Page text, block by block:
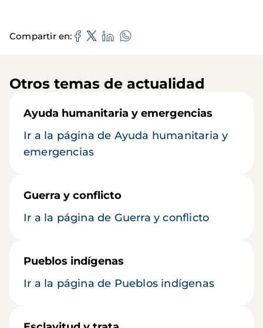
Compartir en
Otros temas de actualidad
Ayuda humanitaria y emergencias
Ir a la página de Ayuda humanitaria y
emergencias
Guerra y conflicto
Ir a la página de Guerra y conflicto
Pueblos indígenas
Ir a la página de Pueblos indígenas